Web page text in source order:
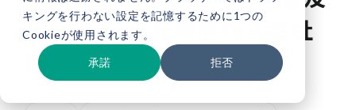
キングを行わない設定を記憶するために1つの
Cookieが使用されます。
承諾 拒否
を目指す/出光興産株式会社
様